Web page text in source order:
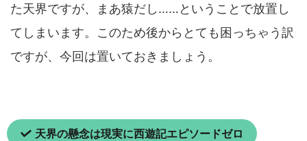
た天界ですが、まあ猿だし……ということで放置し
てしまいます。このため後からとても困っちゃう訳
ですが、今回は置いておきましょう。
天界の懸念は現実に西遊記エピソードゼロ